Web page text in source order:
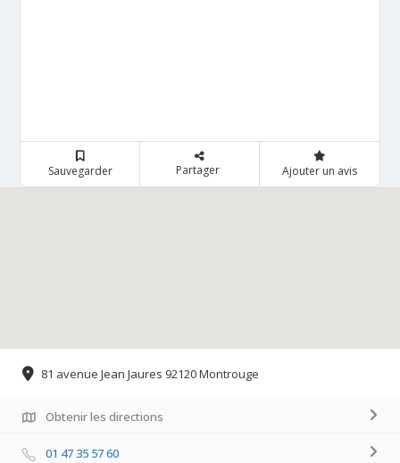
Sauvegarder Partager Ajouter un avis
81 avenue Jean Jaures 92120 Montrouge
Obtenir les directions
01 47 35 57 60